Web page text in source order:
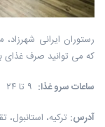
رستوران ایرانی
که می توانید صرف غذای
ساعات سرو غذا:
آدرس: ترکیه، استانبول،